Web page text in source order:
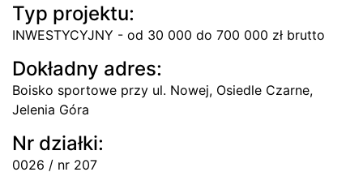
Typ projektu:
INWESTYCYJNY - od 30 000 do 700 000 zł brutto
Dokładny adres:
Boisko sportowe przy ul. Nowej, Osiedle Czarne,
Jelenia Góra
Nr działki:
0026 / nr 207